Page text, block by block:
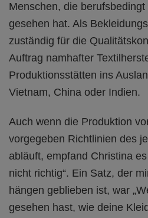
Menschen, die
gesehen hat. Als
zuständig für die
Auftrag namhafter
Produktionsstätten ins
Vietnam, China oder Indien.
Auch wenn die Produktion
vorgegeben Richtlinien des
abläuft, empfand Christina
nicht richtig“. Ein Satz, der
hängen geblieben ist, war
gesehen hast, wie deine